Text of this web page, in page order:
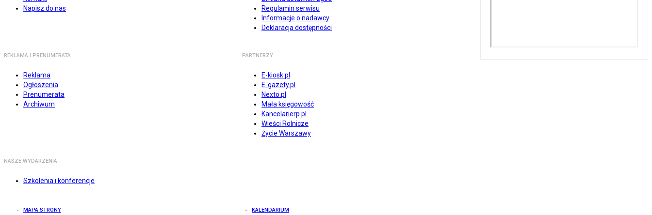
Napisz do nas
Regulamin serwisu
Informacje o nadawcy
Deklaracja dostępności
REKLAMA I PRENUMERATA
Reklama
Ogłoszenia
Prenumerata
Archiwum
PARTNERZY
E-kiosk.pl
E-gazety.pl
Nexto.pl
Mała księgowość
Kancelarierp.pl
Wieści Rolnicze
Życie Warszawy
NASZE WYDARZENIA
Szkolenia i konferencje
MAPA STRONY KALENDARIUM